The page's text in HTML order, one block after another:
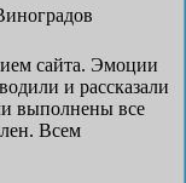
сайта. Эмоции
и рассказали
выполнены все
Всем